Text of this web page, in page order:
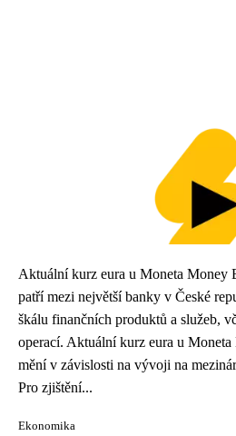
Aktuální kurz eura u Moneta Money
patří mezi největší banky v České
škálu finančních produktů a služeb,
operací. Aktuální kurz eura u Moneta
mění v závislosti na vývoji na
Pro zjištění...
Ekonomika